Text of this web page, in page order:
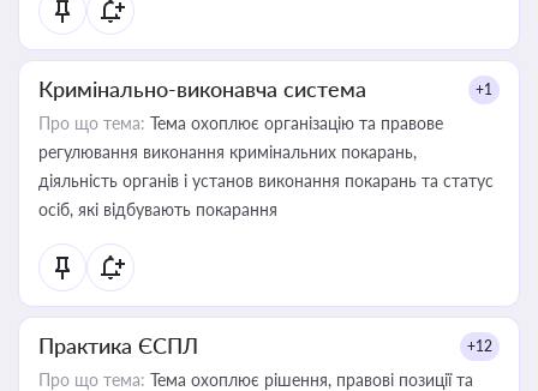
Кримінально-виконавча система +1
Про що тема: Тема охоплює організацію та правове
регулювання виконання кримінальних покарань,
діяльність органів і установ виконання покарань та статус
осіб, які відбувають покарання
Практика ЄСПЛ +12
Про що тема: Тема охоплює рішення, правові позиції та